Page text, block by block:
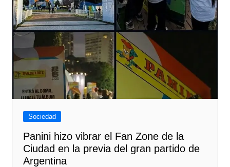
Sociedad
Panini hizo vibrar el Fan Zone de la
Ciudad en la previa del gran partido de
Argentina